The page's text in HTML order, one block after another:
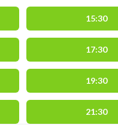
15:30
17:30
19:30
21:30